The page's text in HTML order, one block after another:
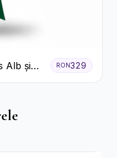
Alb și
RON329